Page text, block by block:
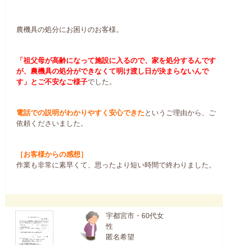
農機具の処分にお困りのお客様。
「祖父母が高齢になって施設に入るので、家を処分するんです
が、農機具の処分ができなくて明け渡し日が決まらないんで
す」とご不安なご様子でした。
電話での説明がわかりやすく安心できたというご理由から、ご
依頼くださいました。
［お客様からの感想］
作業も非常に素早くて、思ったより短い時間で終わりました。
宇都宮市・60代女
性
匿名希望